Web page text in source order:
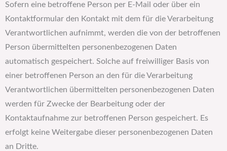
Sofern eine betroffene Person per E-Mail oder über ein
Kontaktformular den Kontakt mit dem für die Verarbeitung
Verantwortlichen aufnimmt, werden die von der betroffenen
Person übermittelten personenbezogenen Daten
automatisch gespeichert. Solche auf freiwilliger Basis von
einer betroffenen Person an den für die Verarbeitung
Verantwortlichen übermittelten personenbezogenen Daten
werden für Zwecke der Bearbeitung oder der
Kontaktaufnahme zur betroffenen Person gespeichert. Es
erfolgt keine Weitergabe dieser personenbezogenen Daten
an Dritte.